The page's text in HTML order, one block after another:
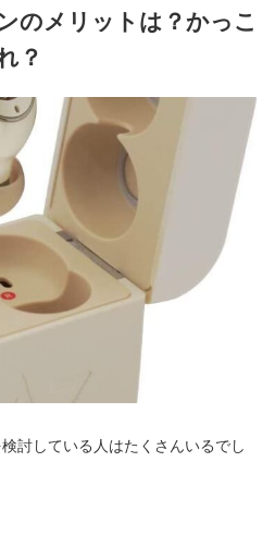
のメリットは？かっこ
？
討している人はたくさんいるでし